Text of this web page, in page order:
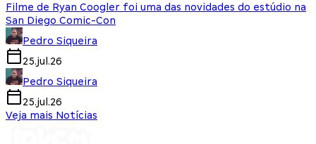
Filme de Ryan Coogler foi uma das novidades do estúdio na
San Diego Comic-Con
Pedro Siqueira
25.jul.26
Pedro Siqueira
25.jul.26
Veja mais Notícias